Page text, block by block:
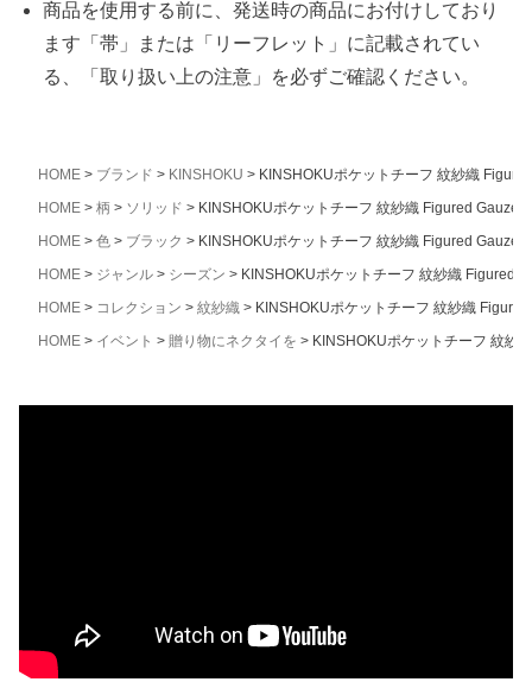
商品を使用する前に、発送時の商品にお付けしており
ます「帯」または「リーフレット」に記載されてい
る、「取り扱い上の注意」を必ずご確認ください。
HOME ブランド KINSHOKU
KINSHOKUポケットチーフ 紋紗織
HOME
柄 ソリッド
KINSHOKUポケットチーフ 紋紗織 Figured Gauze
HOME
色 ブラック
KINSHOKUポケットチーフ 紋紗織 Figured Gauze
HOME
ジャンル シーズン
KINSHOKUポケットチーフ 紋紗織 Figured
HOME
コレクション 紋紗織
KINSHOKUポケットチーフ 紋紗織
HOME
イベント 贈り物にネクタイを KINSHOKUポケットチーフ 紋紗